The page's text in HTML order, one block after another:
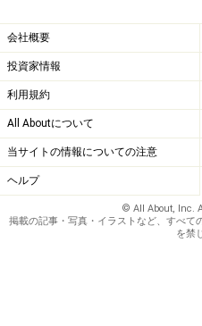
会社概要
投資家情報
利用規約
All Aboutについて
当サイトの情報についての注意
ヘルプ
© All About, Inc.
掲載の記事・写真・イラストなど、すべて
を禁